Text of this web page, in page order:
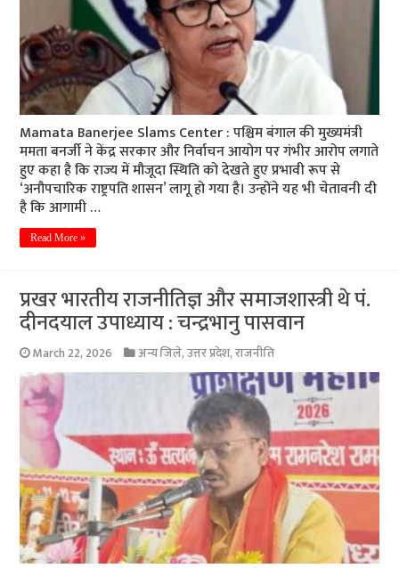
Mamata Banerjee Slams Center : पश्चिम बंगाल की मुख्यमंत्री
ममता बनर्जी ने केंद्र सरकार और निर्वाचन आयोग पर गंभीर आरोप लगाते
हुए कहा है कि राज्य में मौजूदा स्थिति को देखते हुए प्रभावी रूप से
‘अनौपचारिक राष्ट्रपति शासन’ लागू हो गया है। उन्होंने यह भी चेतावनी दी
है कि आगामी …
Read More »
प्रखर भारतीय राजनीतिज्ञ और समाजशास्त्री थे पं.
दीनदयाल उपाध्याय : चन्द्रभानु पासवान
March 22, 2026 अन्य जिले,उत्तर प्रदेश,राजनीति